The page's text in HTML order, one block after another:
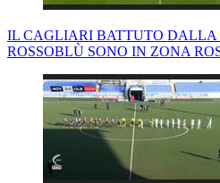
IL CAGLIARI BATTUTO DALLA
ROSSOBLÙ SONO IN ZONA